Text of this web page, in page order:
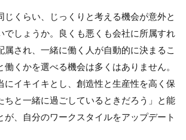
じくらい、じっくりと考える機会が意外と
でしょうか。良くも悪くも会社に所属すれ
属され、一緒に働く人が自動的に決まるこ
働くかを選べる機会は多くはありません。
にイキイキとし、創造性と生産性を高く保
ちと一緒に過ごしているときだろう」と能
が、自分のワークスタイルをアップデート